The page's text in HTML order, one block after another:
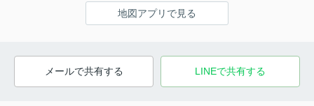
地図アプリで見る
メールで共有する LINEで共有する